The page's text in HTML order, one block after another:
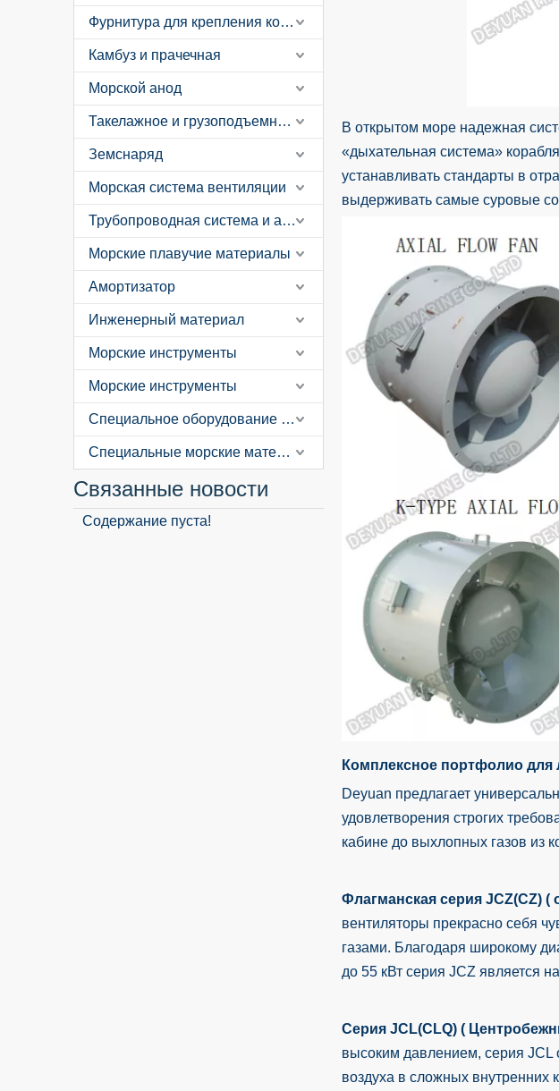
Фурнитура для крепления контейнеров
Камбуз и прачечная
Морской анод
Такелажное и грузоподъемное оборудование
Земснаряд
Морская система вентиляции
Трубопроводная система и аксессуары
Морские плавучие материалы
Амортизатор
Инженерный материал
Морские инструменты
Морские инструменты
Специальное оборудование для лодок
Специальные морские материалы
Связанные новости
Содержание пуста!
В открытом море надежная
«дыхательная система»
устанавливать стандарты в
выдерживать самые суровые
Комплексное портфолио
Deyuan предлагает
удовлетворения строгих
кабине до выхлопных газов из
Флагманская серия JCZ(CZ) (
вентиляторы прекрасно себя
газами. Благодаря широкому
до 55 кВт серия JCZ является
Серия JCL(CLQ) (
высоким давлением, серия JCL
воздуха в сложных внутренних